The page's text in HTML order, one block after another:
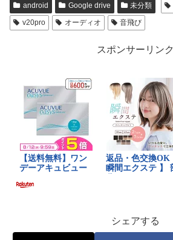
android Google drive 未分類
v20pro
オーディオ 音飛び
スポンサーリンク
シェアする